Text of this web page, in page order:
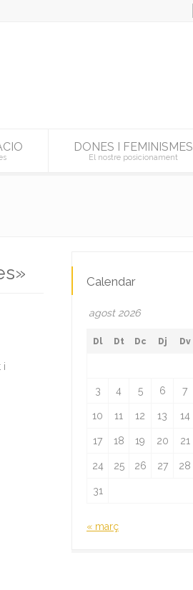
DONES I FEMINISMES
El nostre posicionament
i
Calendar
agost 2026
Dl Dt Dc Dj Dv
3 4 5 6 7
10 11 12 13 14
17 18 19 20 21
24 25 26 27 28
31
« març